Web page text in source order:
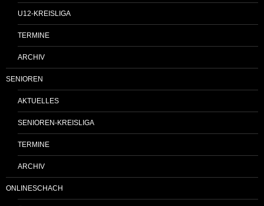
U12-KREISLIGA
TERMINE
ARCHIV
SENIOREN
AKTUELLES
SENIOREN-KREISLIGA
TERMINE
ARCHIV
ONLINESCHACH